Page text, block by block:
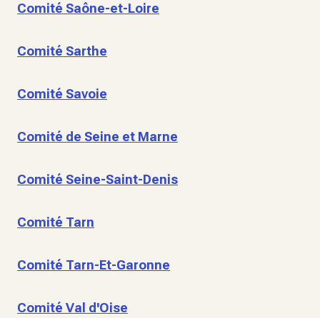
Comité Saône-et-Loire
Comité Sarthe
Comité Savoie
Comité de Seine et Marne
Comité Seine-Saint-Denis
Comité Tarn
Comité Tarn-Et-Garonne
Comité Val d'Oise